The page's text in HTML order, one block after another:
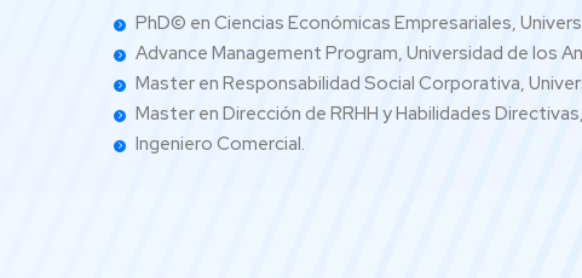
PhD© en Ciencias Económicas Empresariales,
Advance Management Program, Universidad de los
Master en Responsabilidad Social Corporativa,
Master en Dirección de RRHH y Habilidades
Ingeniero Comercial.